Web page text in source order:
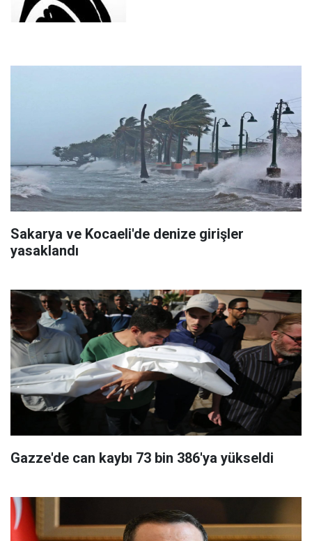
Sakarya ve Kocaeli'de denize girişler
yasaklandı
Gazze'de can kaybı 73 bin 386'ya yükseldi